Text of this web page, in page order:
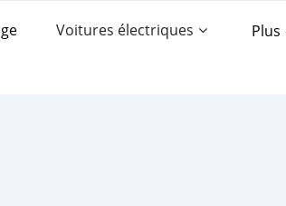
Voitures électriques Plus